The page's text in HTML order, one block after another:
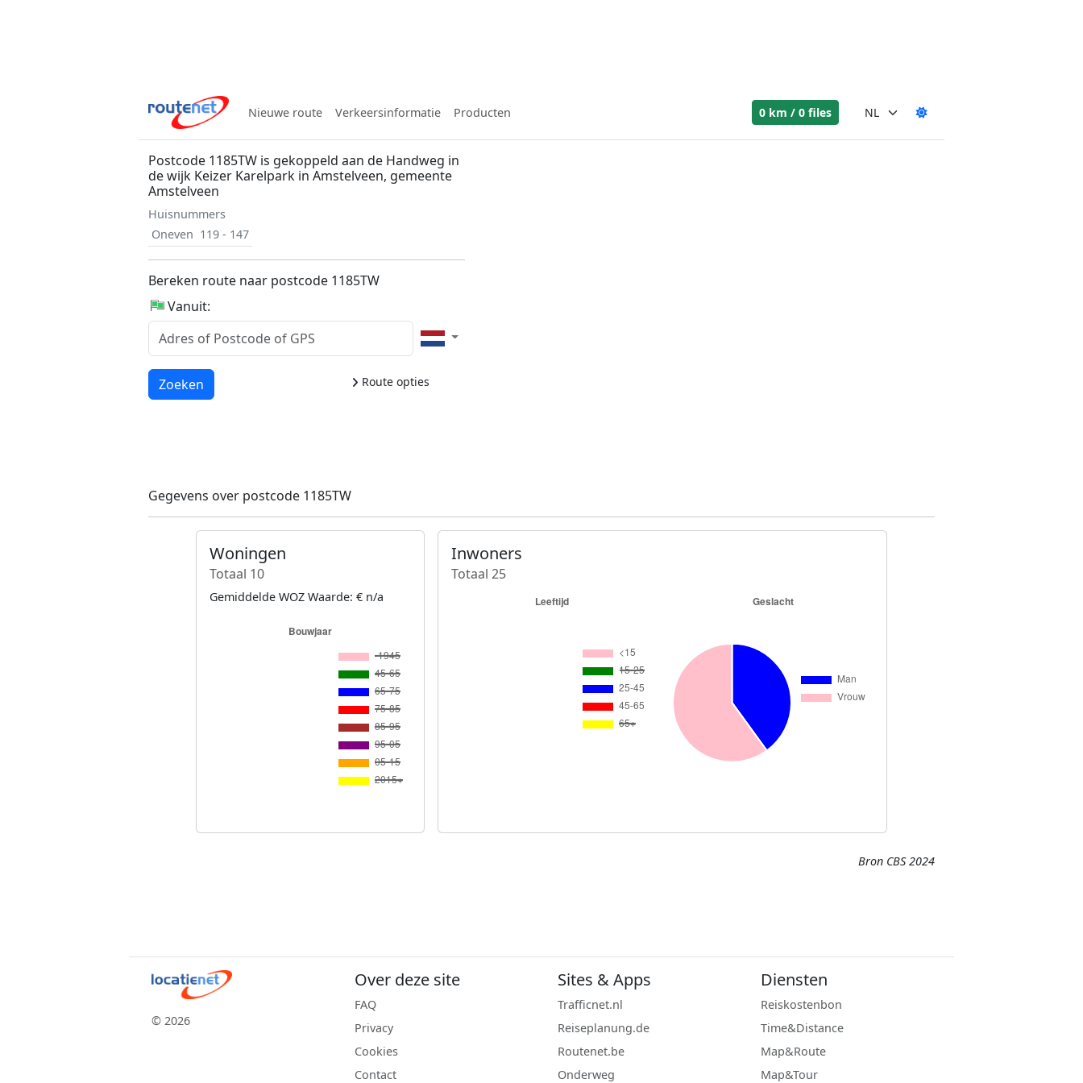
Nieuwe route Verkeersinformatie Producten 0 km / 0 files
Postcode 1185TW is gekoppeld aan de Handweg in
de wijk Keizer Karelpark in Amstelveen, gemeente
Amstelveen
Huisnummers
Oneven 119 - 147
Bereken route naar postcode 1185TW
Vanuit:
Route opties
Laden...
Zoeken
Gegevens over postcode 1185TW
Woningen
Totaal 10
Gemiddelde WOZ Waarde: € n/a
Inwoners
Totaal 25
Bron CBS 2024
© 2026
Over deze site
FAQ
Privacy
Cookies
Contact
Sites & Apps
Trafficnet.nl
Reiseplanung.de
Routenet.be
Onderweg
Diensten
Reiskostenbon
Time&Distance
Map&Route
Map&Tour